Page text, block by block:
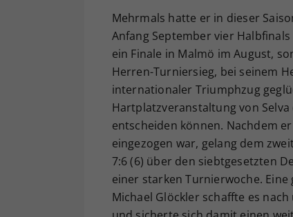
Mehrmals hatte er in dieser
Anfang September vier
ein Finale in Malmö im August,
Herren-Turniersieg, bei seinem
internationaler Triumphzug
Hartplatzveranstaltung von
entscheiden können. Nachdem
eingezogen war, gelang dem
7:6 (6) über den siebtgesetzten
einer starken Turnierwoche.
Michael Glöckler schaffte es